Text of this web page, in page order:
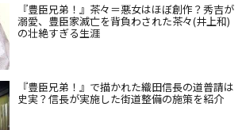
『豊臣兄弟！』茶々＝悪女はほぼ創作？秀吉が
溺愛、豊臣家滅亡を背負わされた茶々(井上和)
の壮絶すぎる生涯
『豊臣兄弟！』で描かれた織田信長の道普請は
史実？信長が実施した街道整備の施策を紹介